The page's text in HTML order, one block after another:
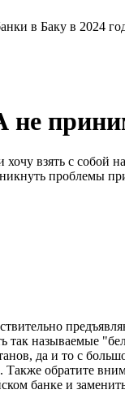
в Баку в 2024
хочу взять с
проблемы
так называемые
да и то с
обратите
банке и